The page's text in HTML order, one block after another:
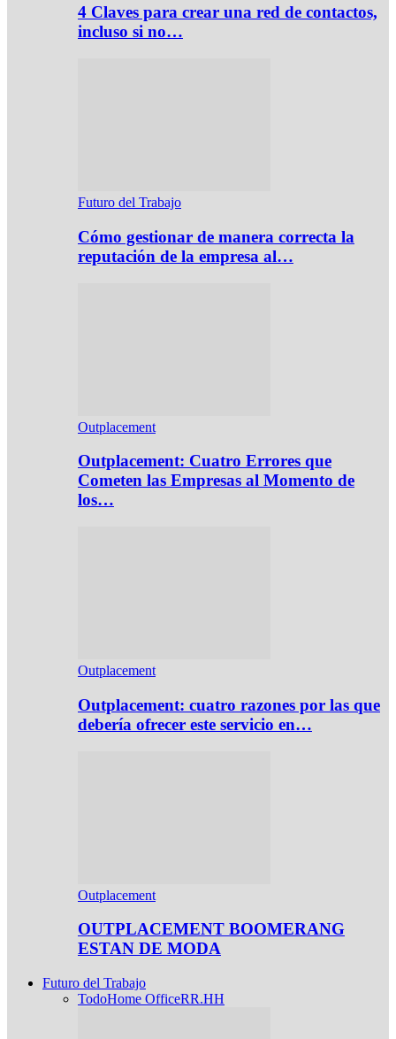
4 Claves para crear una red de contactos,
incluso si no…
Futuro del Trabajo
Cómo gestionar de manera correcta la
reputación de la empresa al…
Outplacement
Outplacement: Cuatro Errores que
Cometen las Empresas al Momento de
los…
Outplacement
Outplacement: cuatro razones por las que
debería ofrecer este servicio en…
Outplacement
OUTPLACEMENT BOOMERANG
ESTAN DE MODA
Futuro del Trabajo
TodoHome OfficeRR.HH